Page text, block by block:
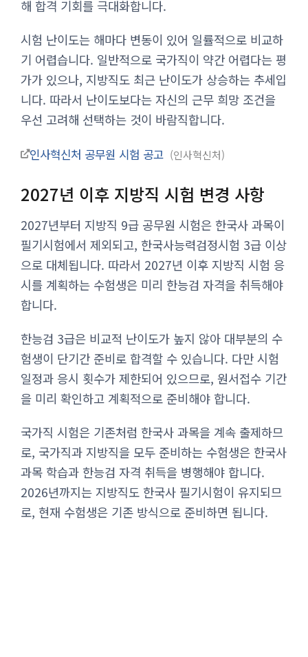
해 합격 기회를 극대화합니다.
시험 난이도는 해마다 변동이 있어 일률적으로 비교하
기 어렵습니다. 일반적으로 국가직이 약간 어렵다는 평
가가 있으나, 지방직도 최근 난이도가 상승하는 추세입
니다. 따라서 난이도보다는 자신의 근무 희망 조건을
우선 고려해 선택하는 것이 바람직합니다.
인사혁신처 공무원 시험 공고 인사혁신처
2027년 이후 지방직 시험 변경 사항
2027년부터 지방직 9급 공무원 시험은 한국사 과목이
필기시험에서 제외되고, 한국사능력검정시험 3급 이상
으로 대체됩니다. 따라서 2027년 이후 지방직 시험 응
시를 계획하는 수험생은 미리 한능검 자격을 취득해야
합니다.
한능검 3급은 비교적 난이도가 높지 않아 대부분의 수
험생이 단기간 준비로 합격할 수 있습니다. 다만 시험
일정과 응시 횟수가 제한되어 있으므로, 원서접수 기간
을 미리 확인하고 계획적으로 준비해야 합니다.
국가직 시험은 기존처럼 한국사 과목을 계속 출제하므
로, 국가직과 지방직을 모두 준비하는 수험생은 한국사
과목 학습과 한능검 자격 취득을 병행해야 합니다.
2026년까지는 지방직도 한국사 필기시험이 유지되므
로, 현재 수험생은 기존 방식으로 준비하면 됩니다.